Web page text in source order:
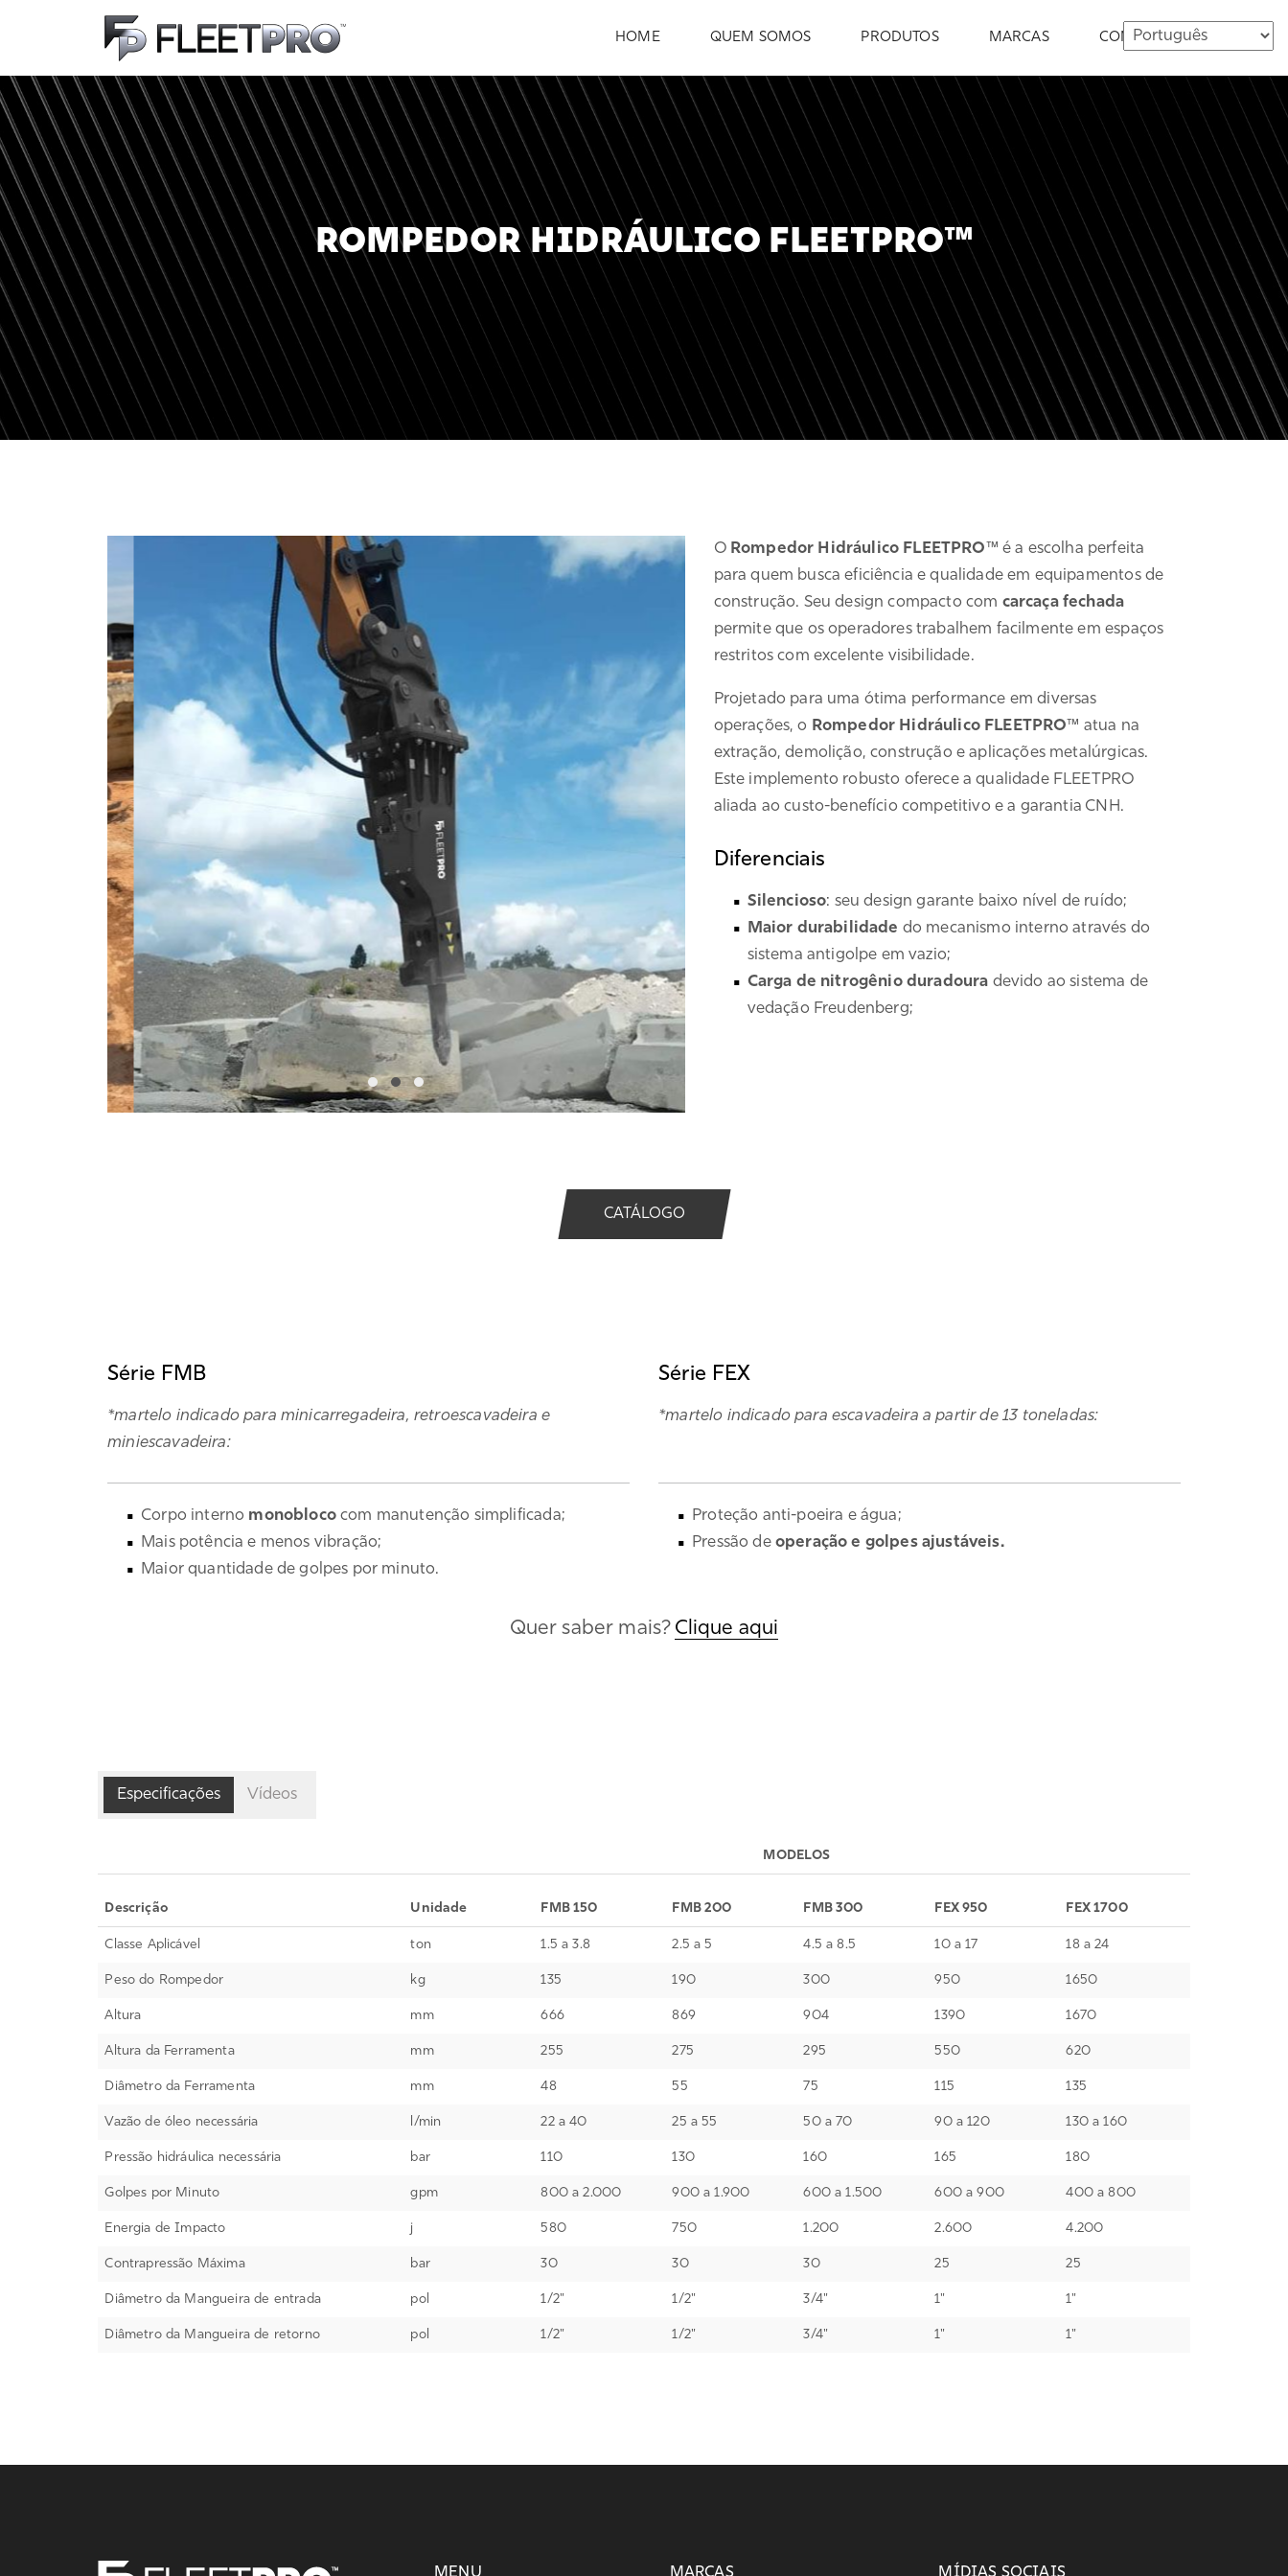
HOME QUEM SOMOS PRODUTOS MARCAS CONTATO
ROMPEDOR HIDRÁULICO FLEETPRO™
O Rompedor Hidráulico FLEETPRO ™ é a escolha perfeita
para quem busca eficiência e qualidade em equipamentos de
construção. Seu design compacto com carcaça fechada
permite que os operadores trabalhem facilmente em espaços
restritos com excelente visibilidade.
Projetado para uma ótima performance em diversas
operações, o Rompedor Hidráulico FLEETPRO™ atua na
extração, demolição, construção e aplicações metalúrgicas.
Este implemento robusto oferece a qualidade FLEETPRO
aliada ao custo-benefício competitivo e a garantia CNH.
Diferenciais
Silencioso: seu design garante baixo nível de ruído;
Maior durabilidade do mecanismo interno através do
sistema antigolpe em vazio;
Carga de nitrogênio duradoura devido ao sistema de
vedação Freudenberg;
CATÁLOGO
Série FMB
*martelo indicado para minicarregadeira, retroescavadeira e
miniescavadeira:
Corpo interno monoblococom manutenção simplificada;
Mais potência e menos vibração;
Maior quantidade de golpes por minuto.
Série FEX
*martelo indicado para escavadeira a partir de 13 toneladas:
Proteção anti-poeira e água;
Pressão de operação e golpes ajustáveis.
Quer saber mais? Clique aqui
Especificações Vídeos
MODELOS
Descrição Unidade FMB 150 FMB 200 FMB 300 FEX 950 FEX 1700
Classe Aplicável ton 1.5 a 3.8 2.5 a 5 4.5 a 8.5 10 a 17 18 a 24
Peso do Rompedor kg 135 190 300 950 1650
Altura mm 666 869 904 1390 1670
Altura da Ferramenta mm 255 275 295 550 620
Diâmetro da Ferramenta mm 48 55 75 115 135
Vazão de óleo necessária l/min 22 a 40 25 a 55 50 a 70 90 a 120 130 a 160
Pressão hidráulica necessária bar 110 130 160 165 180
Golpes por Minuto gpm 800 a 2.000 900 a 1.900 600 a 1.500 600 a 900 400 a 800
Energia de Impacto j 580 750 1.200 2.600 4.200
Contrapressão Máxima bar 30 30 30 25 25
Diâmetro da Mangueira de entrada pol 1/2" 1/2" 3/4" 1" 1"
Diâmetro da Mangueira de retorno pol 1/2" 1/2" 3/4" 1" 1"